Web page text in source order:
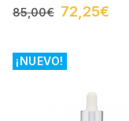
85,00€ 72,25€
¡NUEVO!